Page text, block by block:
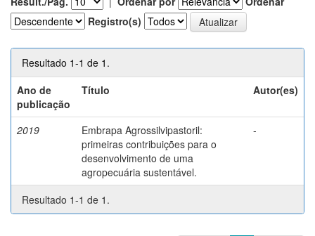
Registro(s)
Resultado 1-1 de 1.
Ano de
publicação
Título Autor(es)
2019
Embrapa Agrossilvipastoril:
primeiras contribuições para o
desenvolvimento de uma
agropecuária sustentável.
-
Resultado 1-1 de 1.